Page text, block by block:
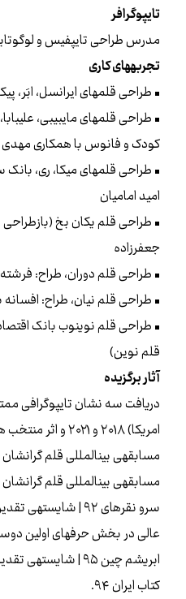
تایپوگرافر
مدرس طراحی تایپ‌فیس و
تجربه‌های کاری
• طراحی قلم‌های ایرانسل، ابَر،
• طراحی قلم‌های مای‌بیبی،
کودک و فانوس با هم‌کاری
• طراحی قلم‌های میکا، ری،
امید امامیان
• طراحی قلم یکان بخ
جعفرزاده
• طراحی قلم دوران، طراح:
• طراحی قلم نیان، طراح:
• طراحی قلم نوین‌وب بانک
قلم نوین)
آثار برگزیده
امریکا) ۲۰۱۸ و
عالی در بخش حرفه‌ای اولین
ابریشم چین ۹۵ |
کتاب ایران ۹۴.